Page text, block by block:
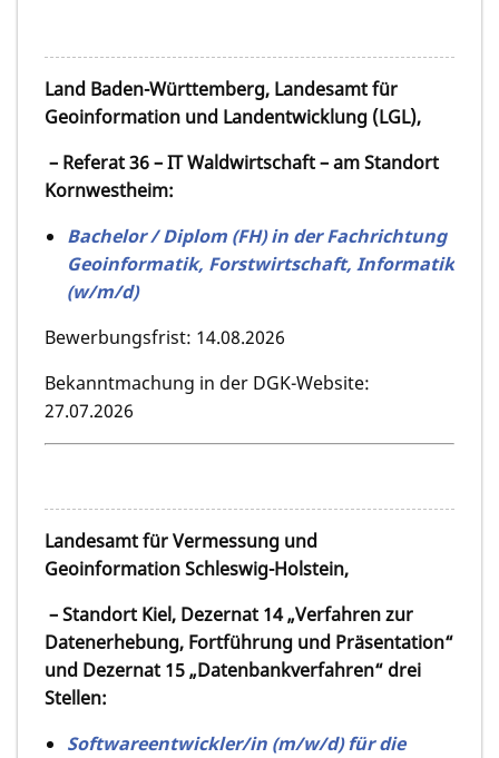
Land Baden-Württemberg, Landesamt für
Geoinformation und Landentwicklung (LGL),
– Referat 36 – IT Waldwirtschaft – am Standort
Kornwestheim:
Bachelor / Diplom (FH) in der Fachrichtung
Geoinformatik, Forstwirtschaft, Informatik
(w/m/d)
Bewerbungsfrist: 14.08.2026
Bekanntmachung in der DGK-Website:
27.07.2026
Landesamt für Vermessung und
Geoinformation Schleswig-Holstein,
– Standort Kiel, Dezernat 14 „Verfahren zur
Datenerhebung, Fortführung und Präsentation“
und Dezernat 15 „Datenbankverfahren“ drei
Stellen:
Softwareentwickler/in (m/w/d) für die